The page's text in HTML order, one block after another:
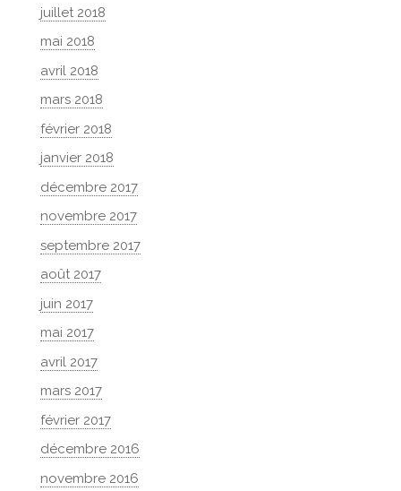
juillet 2018
mai 2018
avril 2018
mars 2018
février 2018
janvier 2018
décembre 2017
novembre 2017
septembre 2017
août 2017
juin 2017
mai 2017
avril 2017
mars 2017
février 2017
décembre 2016
novembre 2016